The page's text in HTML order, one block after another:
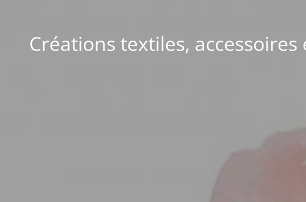
Créations textiles,